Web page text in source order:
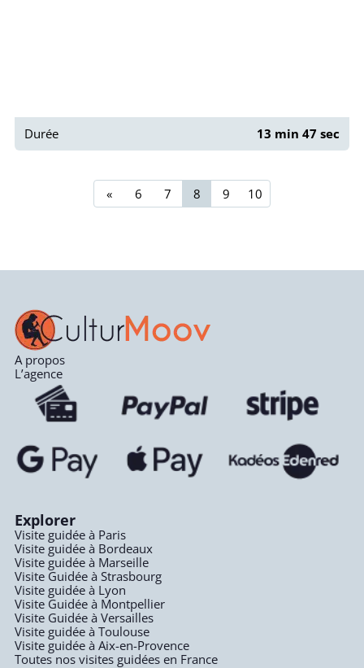
Durée 13 min 47 sec
« 6 7 8 9 10
A propos
L’agence
Explorer
Visite guidée à Paris
Visite guidée à Bordeaux
Visite guidée à Marseille
Visite Guidée à Strasbourg
Visite guidée à Lyon
Visite Guidée à Montpellier
Visite Guidée à Versailles
Visite guidée à Toulouse
Visite guidée à Aix-en-Provence
Toutes nos visites guidées en France